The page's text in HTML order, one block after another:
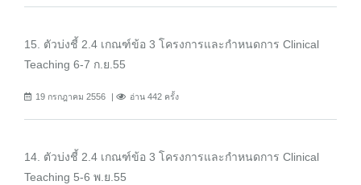
15. ตัวบ่งชี้ 2.4 เกณฑ์ข้อ 3 โครงการและกำหนดการ Clinical
Teaching 6-7 ก.ย.55
19 กรกฎาคม 2556 อ่าน 442 ครั้ง
14. ตัวบ่งชี้ 2.4 เกณฑ์ข้อ 3 โครงการและกำหนดการ Clinical
Teaching 5-6 พ.ย.55